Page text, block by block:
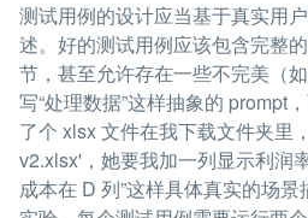
测试用例的设计应当基于真实用
述。好的测试用例应该包含完整
节，甚至允许存在一些不完美（
写“处理数据”这样抽象的 prompt
了个 xlsx 文件在我下载文件夹里
v2.xlsx'，她要我加一列显示利润
成本在 D 列”这样具体真实的场